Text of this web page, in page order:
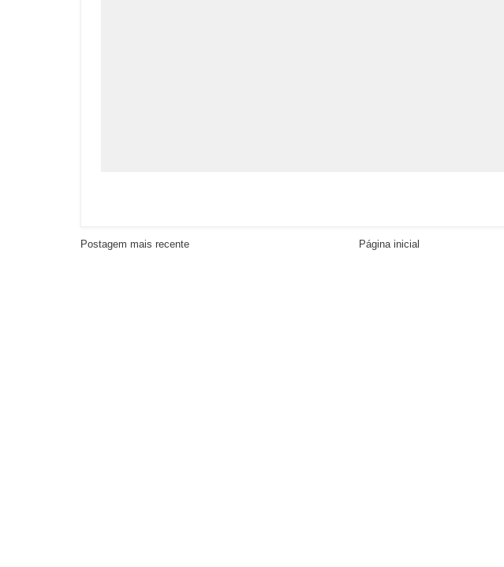
Postagem mais recente Página inicial